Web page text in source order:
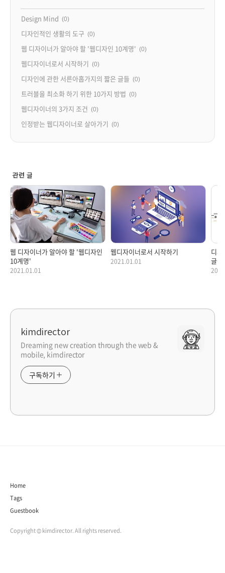
Design Mind (0)
디자인적인 생활의 도구 (0)
웹 디자이너가 알아야 할 '웹디자인 10계명' (0)
웹디자이너로서 시작하기 (0)
디자인에 관한 서른아홉가지의 짧은 글들 (0)
트러블을 최소화 하기 위한 10가지 방법 (0)
웹디자이너의 3가지 조건 (0)
인정받는 웹디자이너로 살아가기 (0)
관련 글
웹 디자이너가 알아야 할 '웹디자인
10계명'
2021.01.01
웹디자이너로서 시작하기
2021.01.01
디
글들
kimdirector
Dreaming new creation through the web &
mobile, kimdirector
구독하기
Home
Tags
Guestbook
Copyright © kimdirector. All rights reserved.